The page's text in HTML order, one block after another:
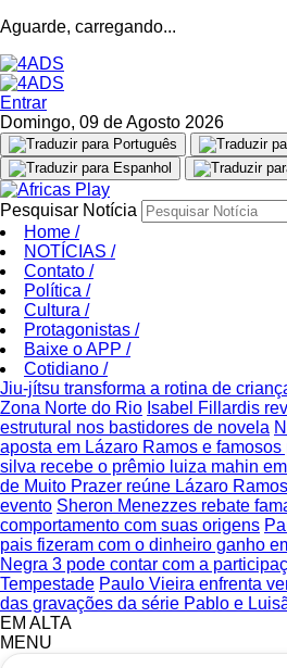
Aguarde, carregando...
Entrar
Domingo, 09 de Agosto 2026
Pesquisar Notícia
Home /
NOTÍCIAS /
Contato /
Política /
Cultura /
Protagonistas /
Baixe o APP /
Cotidiano /
Jiu-jítsu transforma a rotina de
Zona Norte do Rio Isabel Fillardis
estrutural nos bastidores de novela
aposta em Lázaro Ramos e
silva recebe o prêmio luiza mahin
de Muito Prazer reúne Lázaro
evento Sheron Menezzes rebate
comportamento com suas origens
pais fizeram com o dinheiro ganho
Negra 3 pode contar com a
Tempestade Paulo Vieira enfrenta
das gravações da série Pablo e
EM ALTA
MENU